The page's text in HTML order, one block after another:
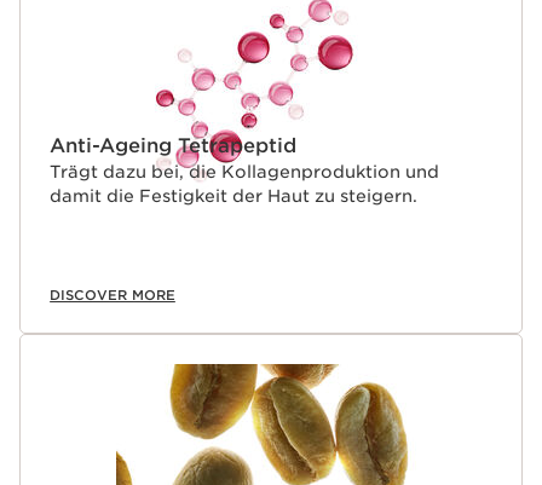
Anti-Ageing Tetrapeptid
Trägt dazu bei, die Kollagenproduktion und
damit die Festigkeit der Haut zu steigern.
DISCOVER MORE